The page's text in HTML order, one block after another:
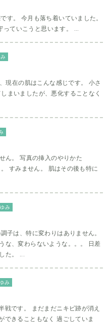
。 今月も落ち着いていました。
っていこうと思います。 ...
在の肌はこんな感じです。 小さ
まいましたが、悪化することなく
ん。 写真の挿入のやりかた
すみません。 肌はその後も特に
み
子は、特に変わりはありません。
な、変わらないような。。。 日差
た。 ...
み
戦です。 まだまだニキビ跡が消え
できることもなく 過ごしていま